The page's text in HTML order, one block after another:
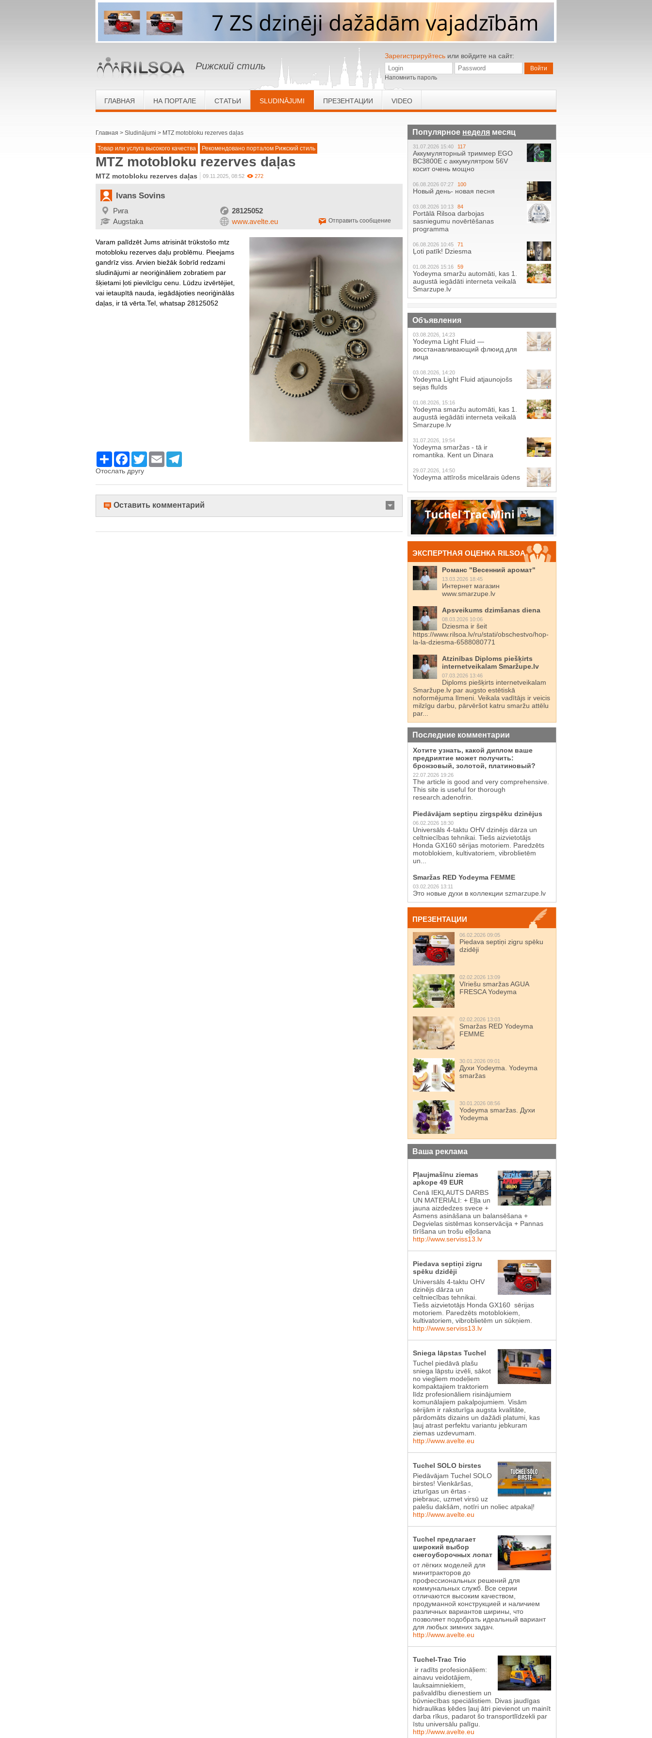
Рижский стиль
Зарегистрируйтесь или войдите на сайт:
Напомнить пароль
ГЛАВНАЯ НА ПОРТАЛЕ СТАТЬИ SLUDINĀJUMI ПРЕЗЕНТАЦИИ VIDEO
Главная Sludinājumi MTZ motobloku rezerves daļas
Товар или услуга высокого качества Рекомендовано порталом Рижский стиль
MTZ motobloku rezerves daļas
MTZ motobloku rezerves daļas 09.11.2025, 08:52 272
Ivans Sovins
Рига
Augstaka
Отправить сообщение
28125052
www.avelte.eu
Varam palīdzēt Jums atrisināt trūkstošo mtz
motobloku rezerves daļu problēmu. Pieejams
gandrīz viss. Arvien biežāk šobrīd redzami
sludinājumi ar neoriģināliem zobratiem par
šķietami ļoti pievilcīgu cenu. Lūdzu izvērtējiet,
vai ietaupītā nauda, iegādājoties neoriģinālās
daļas, ir tā vērta.Tel, whatsap 28125052
РесурсFacebook
TwitterEmail
Отослать другу
Оставить комментарий
Имя
Популярное неделя месяц
31.07.2026 15:40 117
Аккумуляторный триммер EGO
BC3800E с аккумулятром 56V
косит очень мощно
06.08.2026 07:27 100
Новый день- новая песня
03.08.2026 10:13 84
Portālā Rilsoa darbojas
sasniegumu novērtēšanas
programma
06.08.2026 10:45 71
Ļoti patīk! Dziesma
01.08.2026 15:16 59
Yodeyma smaržu automāti, kas 1.
augustā iegādāti interneta veikalā
Smarzupe.lv
Объявления
03.08.2026, 14:23
Yodeyma Light Fluid —
восстанавливающий флюид для
лица
03.08.2026, 14:20
Yodeyma Light Fluid atjaunojošs
sejas fluīds
01.08.2026, 15:16
Yodeyma smaržu automāti, kas 1.
augustā iegādāti interneta veikalā
Smarzupe.lv
31.07.2026, 19:54
Yodeyma smaržas - tā ir
romantika. Kent un Dinara
29.07.2026, 14:50
Yodeyma attīrošs micelārais ūdens
ЭКСПЕРТНАЯ ОЦЕНКА RILSOA
Романс "Весенний аромат"
13.03.2026 18:45
Интернет магазин
www.smarzupe.lv
Apsveikums dzimšanas diena
08.03.2026 10:06
Dziesma ir šeit
https://www.rilsoa.lv/ru/stati/obschestvo/hop-
la-la-dziesma-6588080771
Atzinības Diploms piešķirts
internetveikalam Smaržupe.lv
07.03.2026 13:46
Diploms piešķirts internetveikalam
Smaržupe.lv par augsto estētiskā
noformējuma līmeni. Veikala vadītājs ir veicis
milzīgu darbu, pārvēršot katru smaržu attēlu
par...
Последние комментарии
Хотите узнать, какой диплом ваше
предриятие может получить:
бронзовый, золотой, платиновый?
22.07.2026 19:26
The article is good and very comprehensive.
This site is useful for thorough
research.adenofrin.
Piedāvājam septiņu zirgspēku dzinējus
06.02.2026 18:30
Universāls 4-taktu OHV dzinējs dārza un
celtniecības tehnikai. Tiešs aizvietotājs
Honda GX160 sērijas motoriem. Paredzēts
motoblokiem, kultivatoriem, vibroblietēm
un...
Smaržas RED Yodeyma FEMME
03.02.2026 13:11
Это новые духи в коллекции szmarzupe.lv
ПРЕЗЕНТАЦИИ
06.02.2026 09:05
Piedava septiņi zigru spēku
dzidēji
02.02.2026 13:09
Vīriešu smaržas AGUA
FRESCA Yodeyma
02.02.2026 13:03
Smaržas RED Yodeyma
FEMME
30.01.2026 09:01
Духи Yodeyma. Yodeyma
smaržas
30.01.2026 08:56
Yodeyma smaržas. Духи
Yodeyma
Ваша реклама
Pļaujmašīnu ziemas
apkope 49 EUR
Cenā IEKĻAUTS DARBS
UN MATERIĀLI: + Eļļa un
jauna aizdedzes svece +
Asmens asināšana un balansēšana +
Degvielas sistēmas konservācija + Pannas
tīrīšana un trošu eļļošana
http://www.serviss13.lv
Piedava septiņi zigru
spēku dzidēji
Universāls 4-taktu OHV
dzinējs dārza un
celtniecības tehnikai.
Tiešs aizvietotājs Honda GX160 sērijas
motoriem. Paredzēts motoblokiem,
kultivatoriem, vibroblietēm un sūkņiem.
http://www.serviss13.lv
Sniega lāpstas Tuchel
Tuchel piedāvā plašu
sniega lāpstu izvēli, sākot
no viegliem modeļiem
kompaktajiem traktoriem
līdz profesionāliem risinājumiem
komunālajiem pakalpojumiem. Visām
sērijām ir raksturīga augsta kvalitāte,
pārdomāts dizains un dažādi platumi, kas
ļauj atrast perfektu variantu jebkuram
ziemas uzdevumam.
http://www.avelte.eu
Tuchel SOLO birstes
Piedāvājam Tuchel SOLO
birstes! Vienkāršas,
izturīgas un ērtas -
piebrauc, uzmet virsū uz
palešu dakšām, notīri un noliec atpakaļ!
http://www.avelte.eu
Tuchel предлагает
широкий выбор
снегоуборочных лопат
от лёгких моделей для
минитракторов до
профессиональных решений для
коммунальных служб. Все серии
отличаются высоким качеством,
продуманной конструкцией и наличием
различных вариантов ширины, что
позволяет подобрать идеальный вариант
для любых зимних задач.
http://www.avelte.eu
Tuchel-Trac Trio
ir radīts profesionāļiem:
ainavu veidotājiem,
lauksaimniekiem,
pašvaldību dienestiem un
būvniecības speciālistiem. Divas jaudīgas
hidraulikas ķēdes ļauj ātri pievienot un mainīt
darba rīkus, padarot šo transportlīdzekli par
īstu universālu palīgu.
http://www.avelte.eu